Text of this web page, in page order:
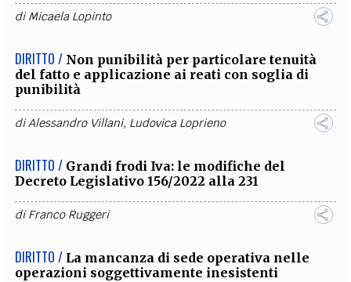
diMicaela Lopinto
DIRITTO / Non punibilità per particolare tenuità
del fatto e applicazione ai reati con soglia di
punibilità
diAlessandro Villani, Ludovica Loprieno
DIRITTO / Grandi frodi Iva: le modifiche del
Decreto Legislativo 156/2022 alla 231
diFranco Ruggeri
DIRITTO / La mancanza di sede operativa nelle
operazioni soggettivamente inesistenti